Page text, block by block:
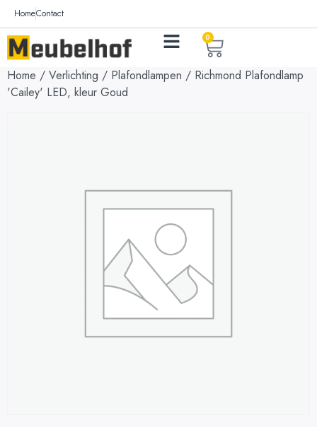
HomeContact
0
Home / Verlichting / Plafondlampen / Richmond Plafondlamp
'Cailey' LED, kleur Goud